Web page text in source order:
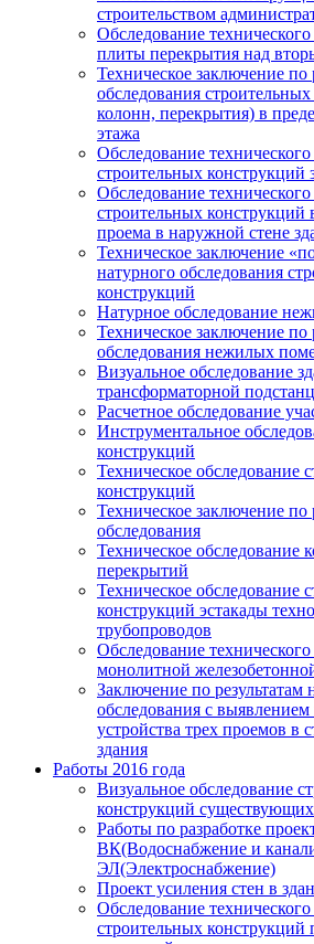
строительством
Обследование технического
плиты перекрытия над
Техническое заключение по
обследования
колонн, перекрытия) в
этажа
Обследование технического
строительных конструкций
Обследование технического
строительных конструкций
проема в наружной стене
Техническое заключение
натурного обследования
конструкций
Натурное обследование
Техническое заключение по
обследования нежилых
Визуальное обследование
трансформаторной
Расчетное обследование
Инструментальное
конструкций
Техническое обследование
конструкций
Техническое заключение по
обследования
Техническое обследование
перекрытий
Техническое обследование
конструкций эстакады
трубопроводов
Обследование технического
монолитной
Заключение по результатам
обследования с
устройства трех проемов в
здания
Работы 2016 года
Визуальное обследование
конструкций
Работы по разработке
ВК(Водоснабжение и
ЭЛ(Электроснабжение)
Проект усиления стен в
Обследование технического
строительных конструкций